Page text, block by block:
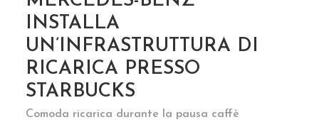
INSTALLA
UN’INFRASTRUTTURA DI
RICARICA PRESSO
STARBUCKS
Comoda ricarica durante la pausa caffè